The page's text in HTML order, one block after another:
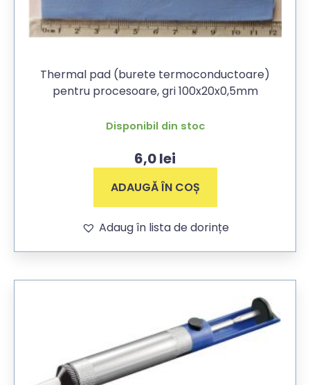
Thermal pad (burete termoconductoare)
pentru procesoare, gri 100x20x0,5mm
Disponibil din stoc
6,0lei
ADAUGĂ ÎN COȘ
Adaug în lista de dorințe